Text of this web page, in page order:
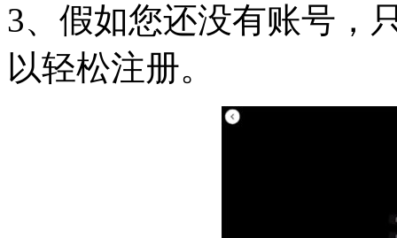
3、假如您还没有账号，
以轻松注册。